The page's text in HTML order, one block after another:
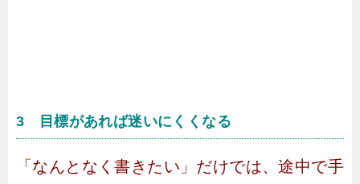
3 目標があれば迷いにくくなる
「なんとなく書きたい」だけでは、途中で手